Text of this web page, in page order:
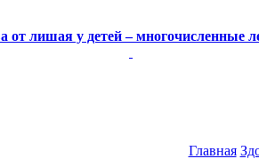
от лишая у детей – многочисленные
Главная